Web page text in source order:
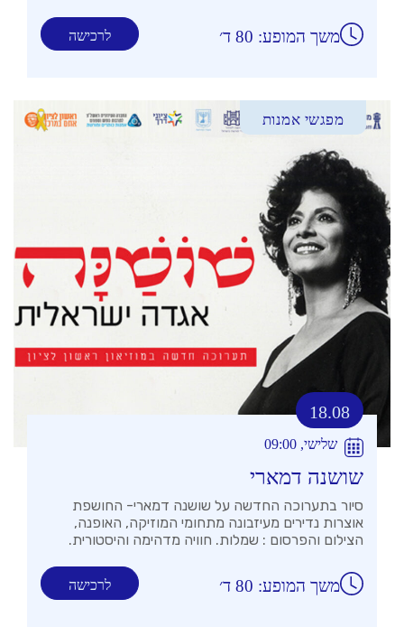
לרכישה משך המופע: 80 ד׳
מפגשי אמנות
18.08
שלישי, 09:00
שושנה דמארי
סיור בתערוכה החדשה על שושנה דמארי- החושפת
אוצרות נדירים מעיזבונה מתחומי המוזיקה, האופנה,
הצילום והפרסום : שמלות. חוויה מדהימה והיסטורית.
לרכישה משך המופע: 80 ד׳